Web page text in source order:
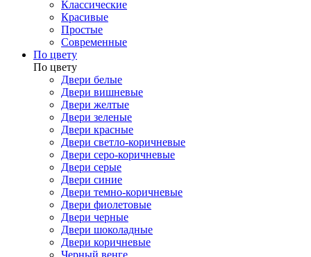
Классические
Красивые
Простые
Современные
По цвету
По цвету
Двери белые
Двери вишневые
Двери желтые
Двери зеленые
Двери красные
Двери светло-коричневые
Двери серо-коричневые
Двери серые
Двери синие
Двери темно-коричневые
Двери фиолетовые
Двери черные
Двери шоколадные
Двери коричневые